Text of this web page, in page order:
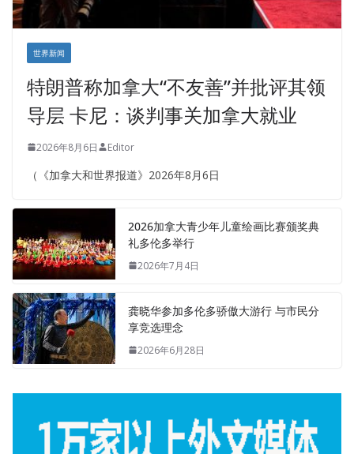
世界新闻
特朗普称加拿大“不友善”并批评其领
导层 卡尼：谈判事关加拿大就业
2026年8月6日 Editor
（《加拿大和世界报道》2026年8月6日
2026加拿大青少年儿童绘画比赛颁奖典
礼多伦多举行
2026年7月4日
龚晓华参加多伦多骄傲大游行 与市民分
享竞选理念
2026年6月28日